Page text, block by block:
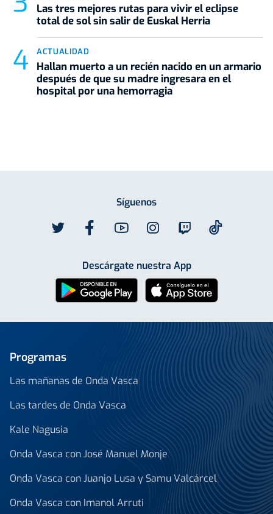
Las tres mejores rutas para vivir el eclipse
total de sol sin salir de Euskal Herria
ACTUALIDAD
Hallan muerto a un recién nacido en un armario
después de que su madre ingresara en el
hospital por una hemorragia
Síguenos
Descárgate nuestra App
Programas
Las mañanas de Onda Vasca
Las tardes de Onda Vasca
Kale Nagusia
Onda Vasca con José Manuel Monje
Onda Vasca con Juanjo Lusa y Samu Valcárcel
Onda Vasca con Imanol Arruti